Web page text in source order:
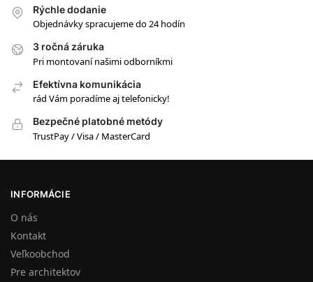
Rýchle dodanie
Objednávky spracujeme do 24 hodín
3 ročná záruka
Pri montovaní našimi odborníkmi
Efektívna komunikácia
rád Vám poradíme aj telefonicky!
Bezpečné platobné metódy
TrustPay / Visa / MasterCard
INFORMÁCIE
O nás
Kontakt
Veľkoobchod
Pre architektov